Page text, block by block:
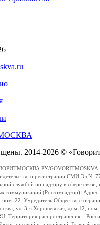
2014-2026 ©
о регистрации СМИ Эл №
службой по надзору в сфере
коммуникаций (Роскомнадзор).
22. Учредитель Общество с
ул. 3-я Хорошевская, дом 12, пом.
Территория распространения –